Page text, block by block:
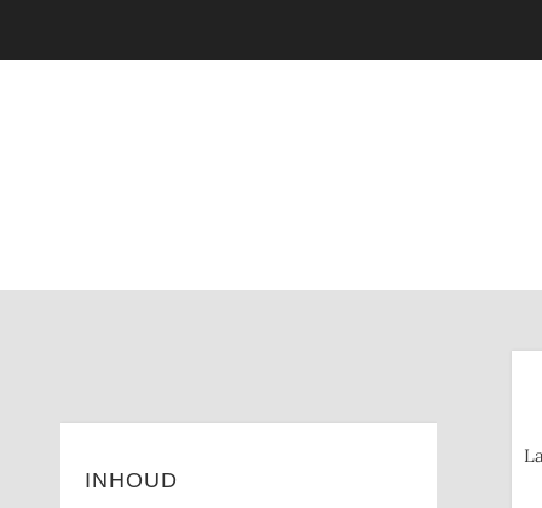
INHOUD